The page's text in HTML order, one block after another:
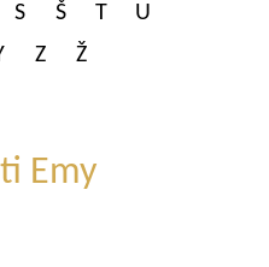
S Š T
U
Z Ž
Emy